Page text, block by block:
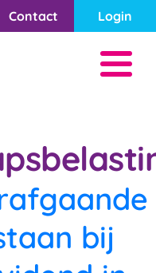
Contact Login
bij